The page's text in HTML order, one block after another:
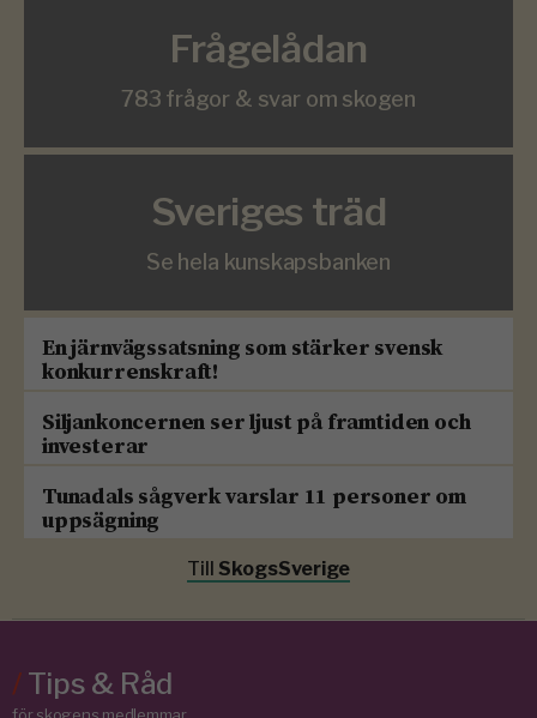
Frågelådan
783 frågor & svar om skogen
Sveriges träd
Se hela kunskapsbanken
En järnvägssatsning som stärker svensk
konkurrenskraft!
Siljankoncernen ser ljust på framtiden och
investerar
Tunadals sågverk varslar 11 personer om
uppsägning
Till SkogsSverige
/Tips & Råd